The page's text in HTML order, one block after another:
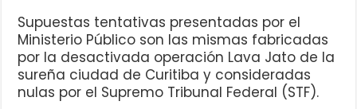
Supuestas tentativas presentadas por el
Ministerio Público son las mismas fabricadas
por la desactivada operación Lava Jato de la
sureña ciudad de Curitiba y consideradas
nulas por el Supremo Tribunal Federal (STF).